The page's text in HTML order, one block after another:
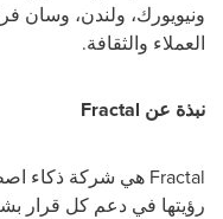
ونيويورك، ولندن، وسان
العملاء والثقافة.
نبذة عن Fractal
Fractal هي شركة ذكاء
رؤيتها في دعم كل قرار